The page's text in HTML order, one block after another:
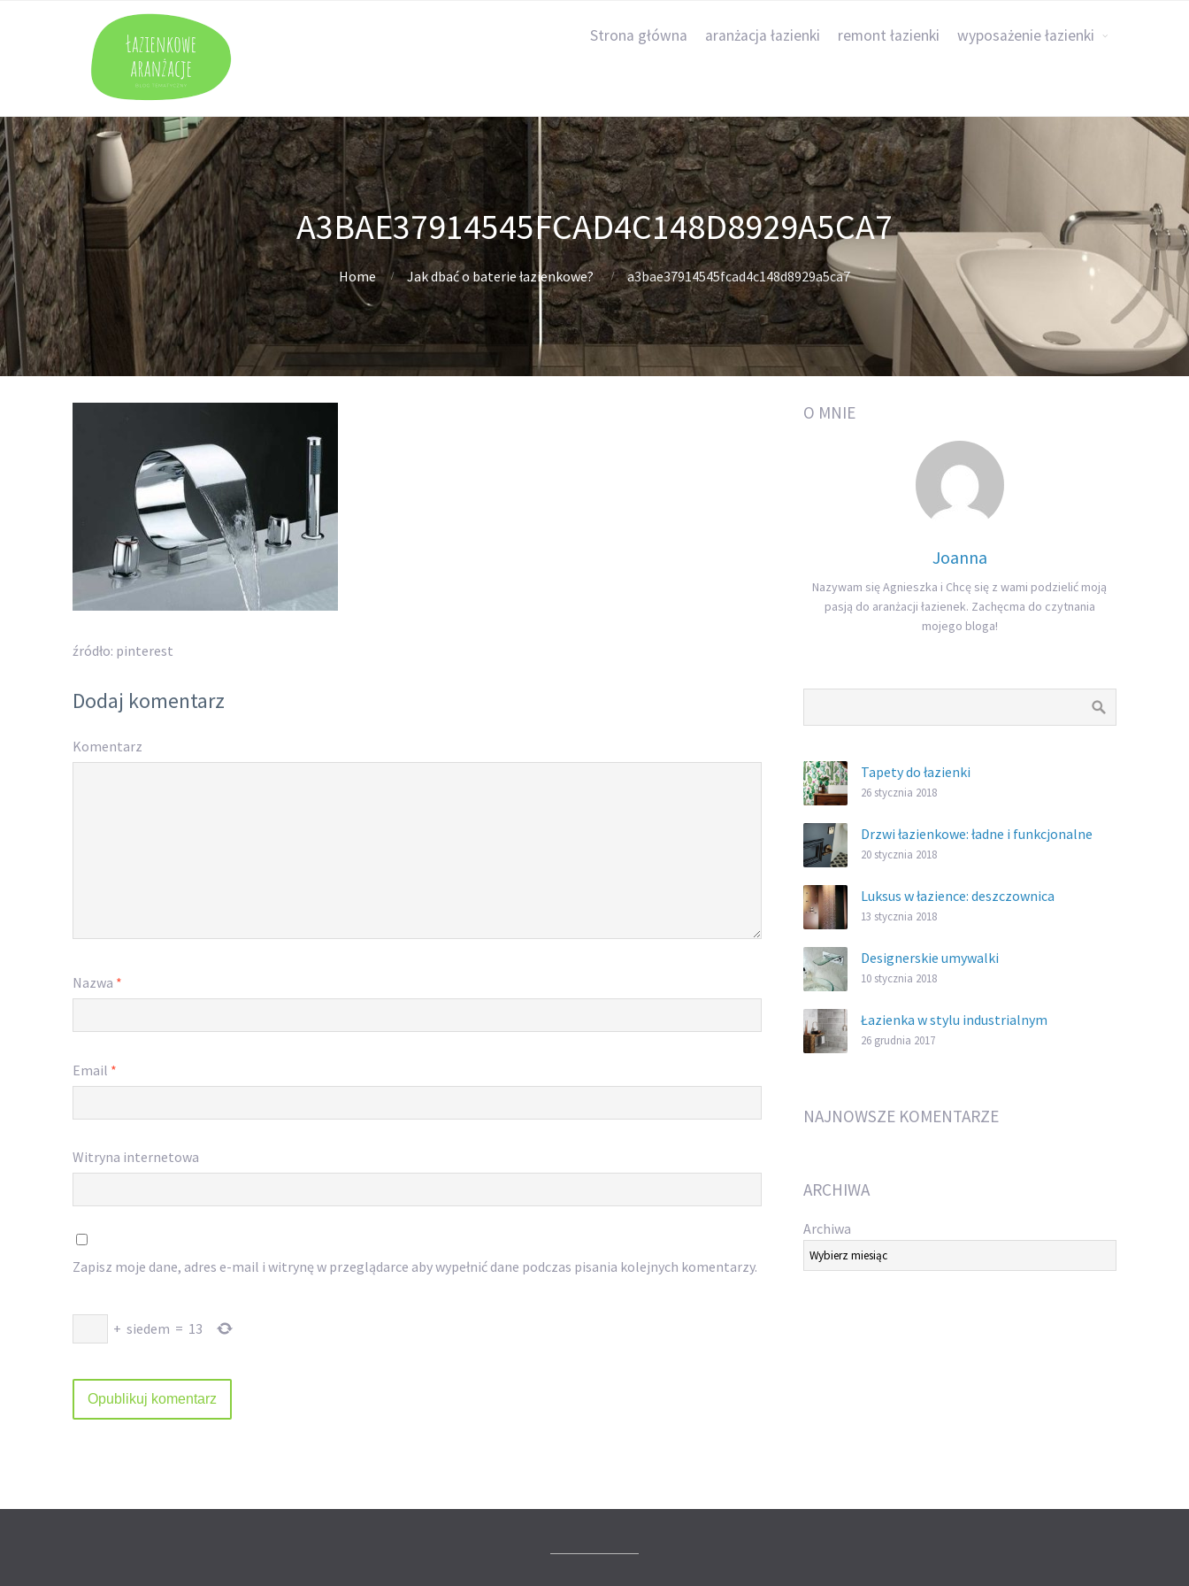
Strona główna aranżacja łazienki remont łazienki wyposażenie łazienki
A3BAE37914545FCAD4C148D8929A5CA7
Home Jak dbać o baterie łazienkowe? a3bae37914545fcad4c148d8929a5ca7
źródło: pinterest
Dodaj komentarz
Komentarz
Nazwa *
Email *
Witryna internetowa
Zapisz moje dane, adres e-mail i witrynę w przeglądarce aby wypełnić dane podczas pisania kolejnych komentarzy.
+ siedem = 13
O MNIE
Joanna
Nazywam się Agnieszka i Chcę się z wami podzielić moją
pasją do aranżacji łazienek. Zachęcma do czytnania
mojego bloga!
Tapety do łazienki
26 stycznia 2018
Drzwi łazienkowe: ładne i funkcjonalne
20 stycznia 2018
Luksus w łazience: deszczownica
13 stycznia 2018
Designerskie umywalki
10 stycznia 2018
Łazienka w stylu industrialnym
26 grudnia 2017
NAJNOWSZE KOMENTARZE
ARCHIWA
Archiwa